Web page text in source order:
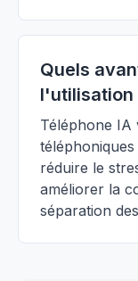
Quels
l'utilisation
Téléphone IA
réduire le
améliorer la
séparation